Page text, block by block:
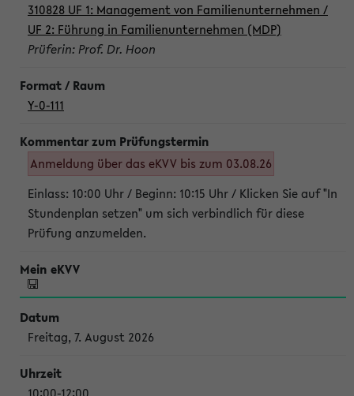
310828 UF 1: Management von Familienunternehmen /
UF 2: Führung in Familienunternehmen (MDP)
Prüferin: Prof. Dr. Hoon
Y-0-111
Anmeldung über das eKVV bis zum 03.08.26
Einlass: 10:00 Uhr / Beginn: 10:15 Uhr / Klicken Sie auf "In
Stundenplan setzen" um sich verbindlich für diese
Prüfung anzumelden.
Freitag, 7. August 2026